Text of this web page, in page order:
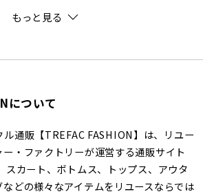
もっと見る
について
通販【TREFAC FASHION】は、リユー
・ファクトリーが運営する通販サイト
スカート、ボトムス、トップス、アウタ
どの様々なアイテムをリユースならでは